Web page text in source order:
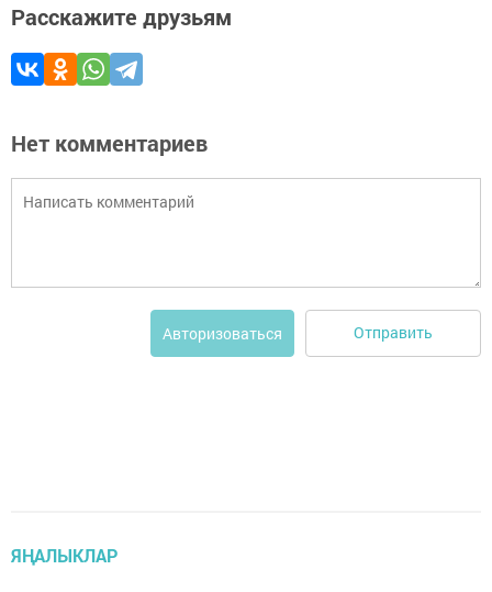
Расскажите друзьям
Нет комментариев
Авторизоваться Отправить
ЯҢАЛЫКЛАР